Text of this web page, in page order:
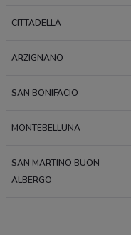
CITTADELLA
ARZIGNANO
SAN BONIFACIO
MONTEBELLUNA
SAN MARTINO BUON
ALBERGO